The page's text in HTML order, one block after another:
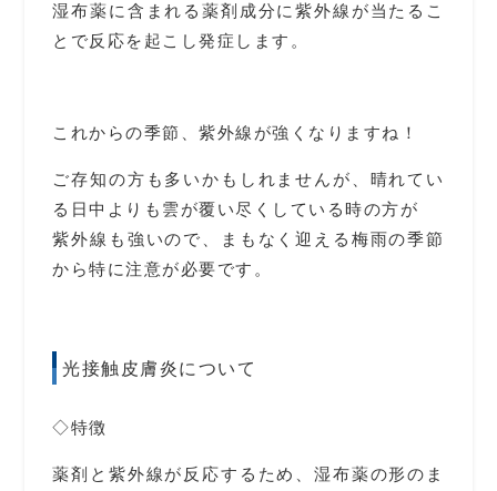
湿布薬に含まれる薬剤成分に紫外線が当たるこ
とで反応を起こし発症します。
これからの季節、紫外線が強くなりますね！
ご存知の方も多いかもしれませんが、晴れてい
る日中よりも雲が覆い尽くしている時の方が
紫外線も強いので、
まもなく迎える梅雨の季節
から特に注意が必要です。
光接触皮膚炎について
◇特徴
薬剤と紫外線が反応するため、湿布薬の形のま